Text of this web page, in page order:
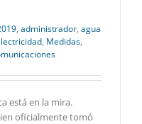
, administrador, agua
, Medidas,
está en la mira.
oficialmente tomó